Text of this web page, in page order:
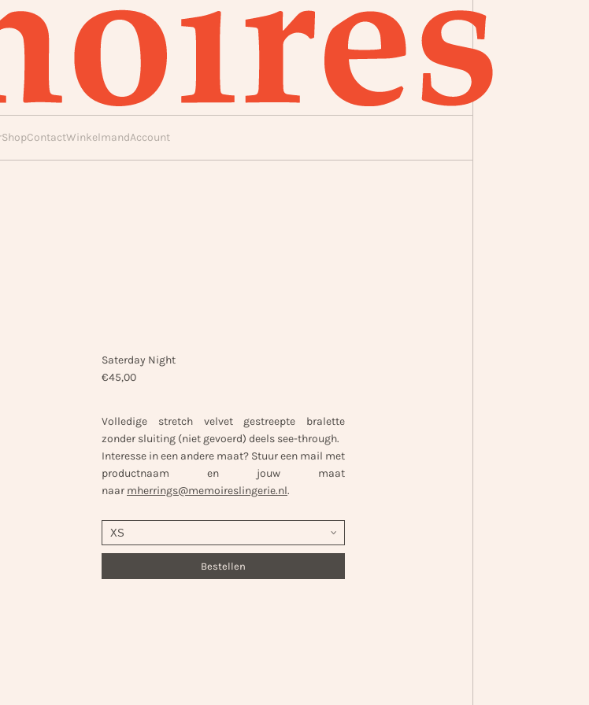
ShopContactWinkelmandAccount
Saterday Night
€45,00
Volledige stretch velvet gestreepte bralette
zonder sluiting (niet gevoerd) deels see-through.
Interesse in een andere maat? Stuur een mail met
productnaam en jouw maat
naar mherrings@memoireslingerie.nl.
Bestellen